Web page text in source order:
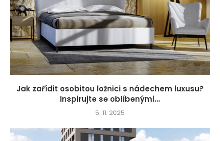
Jak zařídit osobitou ložnici s nádechem luxusu?
Inspirujte se oblíbenými...
5. 11. 2025